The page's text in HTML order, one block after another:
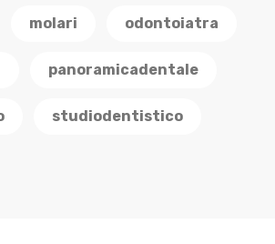
molari odontoiatra
panoramicadentale
studiodentistico